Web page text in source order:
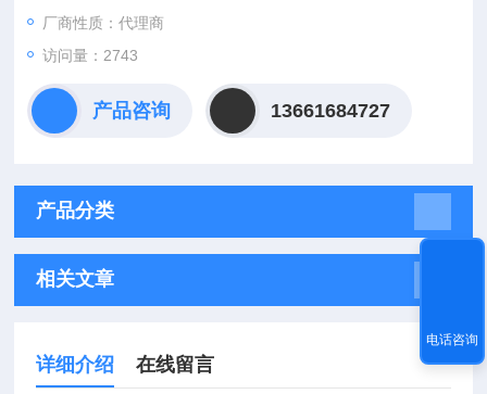
厂商性质：代理商
访问量：2743
产品咨询 13661684727
产品分类
相关文章
详细介绍 在线留言
电话咨询